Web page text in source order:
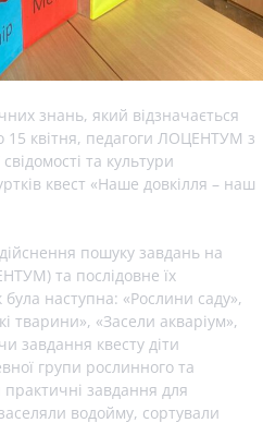
знань, який відзначається
15 квітня, педагоги ЛОЦЕНТУМ з
та культури
квест «Наше довкілля – наш
пошуку завдань на
та послідовне їх
наступна: «Рослини саду»,
тварини», «Засели акваріум»,
завдання квесту діти
групи рослинного та
завдання для
водойму, сортували